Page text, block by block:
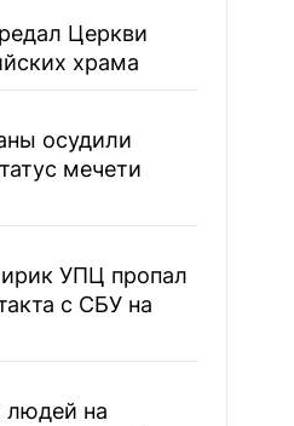
Церкви
храма
осудили
мечети
УПЦ пропал
с СБУ на
людей на